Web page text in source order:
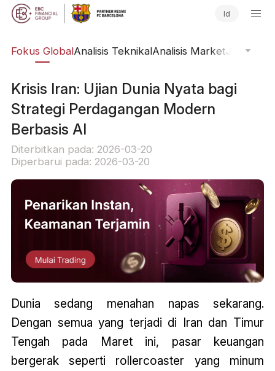
Id
Fokus GlobalAnalisis TeknikalAnalisis MarketJurnal
Krisis Iran: Ujian Dunia Nyata bagi
Strategi Perdagangan Modern
Berbasis AI
Diterbitkan pada: 2026-03-20
Diperbarui pada: 2026-03-20
Dunia sedang menahan napas sekarang.
Dengan semua yang terjadi di Iran dan Timur
Tengah pada Maret ini, pasar keuangan
bergerak seperti rollercoaster yang minum